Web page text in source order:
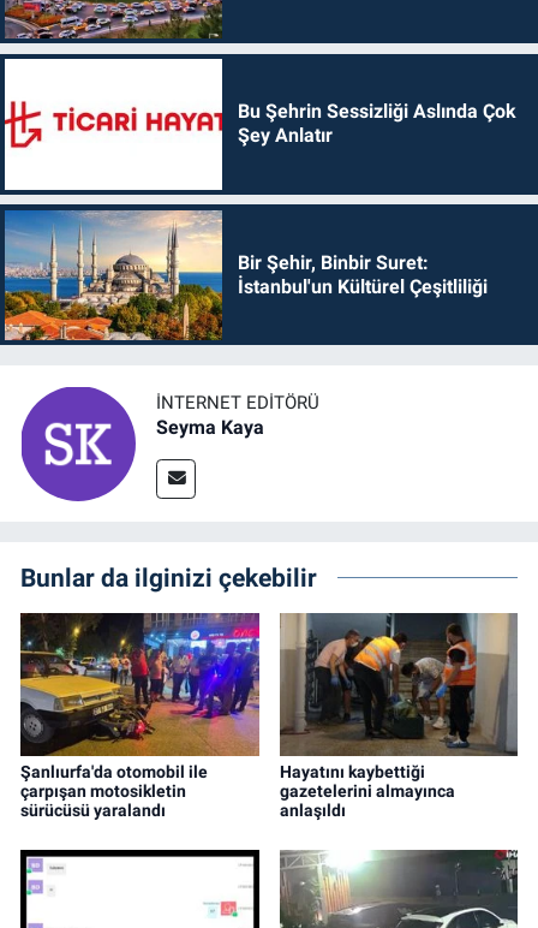
Bu Şehrin Sessizliği Aslında Çok
Şey Anlatır
Bir Şehir, Binbir Suret:
İstanbul'un Kültürel Çeşitliliği
İNTERNET EDITÖRÜ
Seyma Kaya
Bunlar da ilginizi çekebilir
Şanlıurfa'da otomobil ile
çarpışan motosikletin
sürücüsü yaralandı
Hayatını kaybettiği
gazetelerini almayınca
anlaşıldı